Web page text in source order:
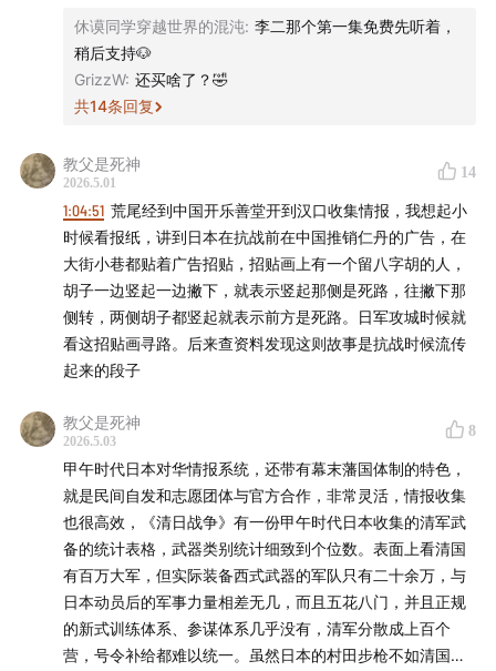
体系兼有民间与官方色彩。锁国时期，日本幕府怎样通过
港口与商人获取外界知识？以药房为名加以掩护，荒尾精
如何用「汉口乐善堂」在华建立初代间谍网络？甲午战争
前，日本海军是如何通过「正规渠道」刺探情报的？重新
本期嘉宾沙青青带来的精彩分享！
《谍海轶闻｜日本谍报物语》讲述从幕末、明治时代至今
的日本情报史。本系列共6集，单集售价9.9元。我们强烈
推荐你以49元（原价59.4元）的优惠价，在小宇宙或微信
小鹅通直接打包购买整季。若你在小宇宙已购买过本系列
的单集，后续购买整季时，系统将自动抵扣已支付金额，
无需重复付费。
也欢迎你回顾「谍海轶闻」系列的其他节目《
谍海轶闻｜
苏联情报史话》《谍海轶闻｜民国蓝色恐怖小史》《谍海
轶闻｜中统局往事》。
- 本期话题成员 -
程衍樑（微博@GrenadierGuard2）
沙青青（微信公众号：13号埋立地）
休谟同学穿越世界的混沌: 李二那个第一集免费先听着，
稍后支持🐶
GrizzW: 还买啥了？🤣
共14条回复
教父是死神
2026.5.01
14
1:04:51 荒尾经到中国开乐善堂开到汉口收集情报，我想起小
时候看报纸，讲到日本在抗战前在中国推销仁丹的广告，在
大街小巷都贴着广告招贴，招贴画上有一个留八字胡的人，
胡子一边竖起一边撇下，就表示竖起那侧是死路，往撇下那
侧转，两侧胡子都竖起就表示前方是死路。日军攻城时候就
看这招贴画寻路。后来查资料发现这则故事是抗战时候流传
起来的段子
教父是死神
2026.5.03
8
甲午时代日本对华情报系统，还带有幕末藩国体制的特色，
就是民间自发和志愿团体与官方合作，非常灵活，情报收集
也很高效，《清日战争》有一份甲午时代日本收集的清军武
备的统计表格，武器类别统计细致到个位数。表面上看清国
有百万大军，但实际装备西式武器的军队只有二十余万，与
日本动员后的军事力量相差无几，而且五花八门，并且正规
的新式训练体系、参谋体系几乎没有，清军分散成上百个
营，号令补给都难以统一。虽然日本的村田步枪不如清国有